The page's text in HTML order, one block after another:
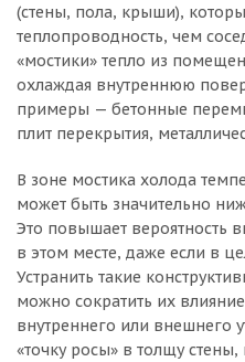
(стены, пола, крыши),
теплопроводность, чем
«мостики» тепло из
охлаждая внутреннюю
примеры — бетонные
плит перекрытия,
В зоне мостика холода
может быть значительно
Это повышает вероятность
в этом месте, даже если в
Устранить такие
можно сократить их
внутреннего или внешнего
«точку росы» в толщу стены,